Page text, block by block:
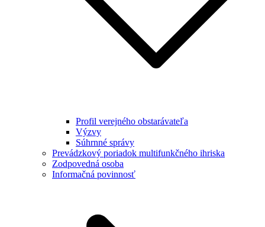
Profil verejného obstarávateľa
Výzvy
Súhrnné správy
Prevádzkový poriadok multifunkčného ihriska
Zodpovedná osoba
Informačná povinnosť